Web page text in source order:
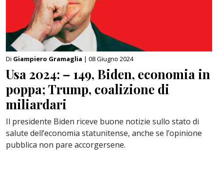
Di Giampiero Gramaglia | 08 Giugno 2024
Usa 2024: – 149, Biden, economia in
poppa; Trump, coalizione di
miliardari
Il presidente Biden riceve buone notizie sullo stato di
salute dell’economia statunitense, anche se l’opinione
pubblica non pare accorgersene.